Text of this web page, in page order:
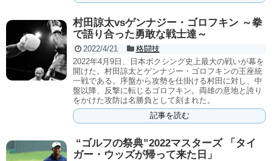
村田諒太vsゲンナジー・ゴロフキン ～拳
で語り合った勇敢な戦士達～
2022/4/21
格闘技
2022年4月9日、日本ボクシング史上最大の戦いが幕を
開けた。村田諒太とゲンナジー・ゴロフキンの王座統
一戦である。序盤から攻勢を仕掛ける村田に対し、中
盤以降、反撃に転じるゴロフキン。両雄の意地と誇り
をかけた攻防は名勝負として刻まれた。
記事を読む
“ゴルフの祭典”2022マスターズ 「タイ
ガー・ウッズが帰って来た日」